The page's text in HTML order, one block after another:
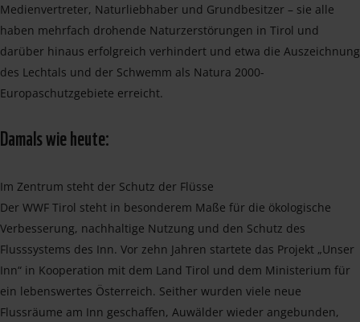
Medienvertreter, Naturliebhaber und Grundbesitzer – sie alle
haben mehrfach drohende Naturzerstörungen in Tirol und
darüber hinaus erfolgreich verhindert und etwa die Auszeichnung
des Lechtals und der Schwemm als Natura 2000-
Europaschutzgebiete erreicht.
Damals wie heute:
Im Zentrum steht der Schutz der Flüsse
Der WWF Tirol steht in besonderem Maße für die ökologische
Verbesserung, nachhaltige Nutzung und den Schutz des
Flusssystems des Inn. Vor zehn Jahren startete das Projekt „Unser
Inn“ in Kooperation mit dem Land Tirol und dem Ministerium für
ein lebenswertes Österreich. Seither wurden viele neue
Flussräume am Inn geschaffen, Auwälder wieder angebunden,